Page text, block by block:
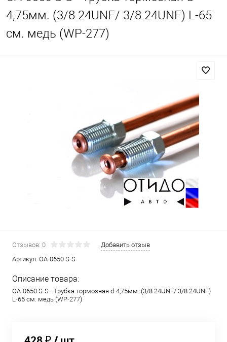
4,75мм. (3/8 24UNF/ 3/8 24UNF) L-65
см. медь (WP-277)
Отзывов: 0
Добавить отзыв
Артикул: OA-0650 S-S
Описание товара:
OA-0650 S-S - Трубка тормозная d-4,75мм. (3/8 24UNF/ 3/8 24UNF)
L-65 см. медь (WP-277)